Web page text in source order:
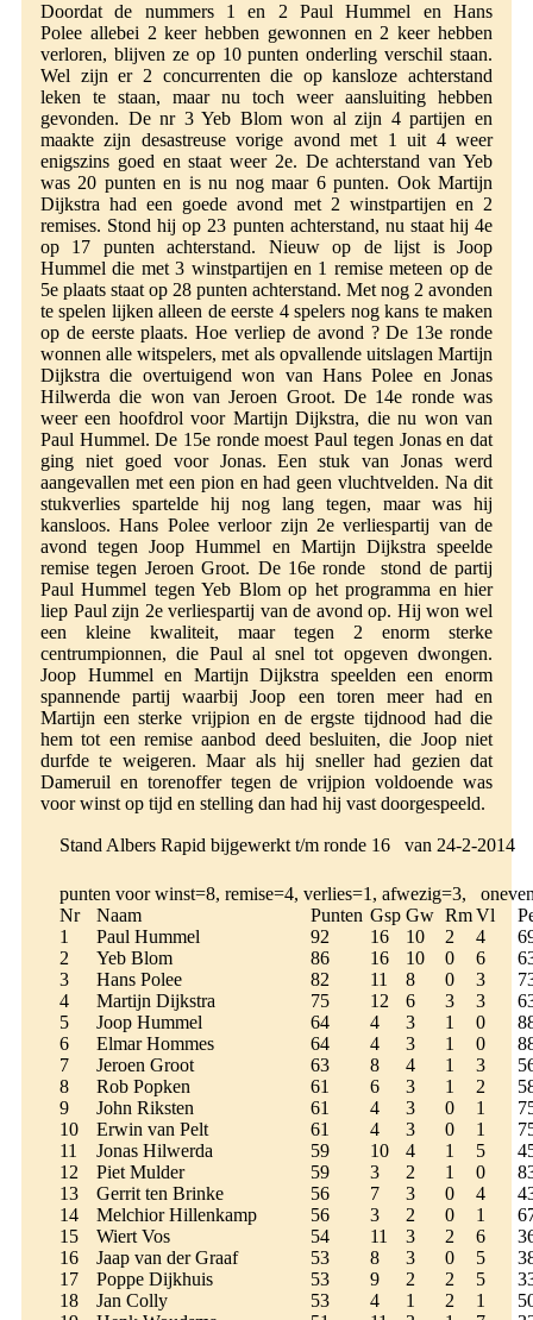
Doordat de nummers 1 en 2 Paul Hummel en Hans
Polee allebei 2 keer hebben gewonnen en 2 keer hebben
verloren, blijven ze op 10 punten onderling verschil staan.
Wel zijn er 2 concurrenten die op kansloze achterstand
leken te staan, maar nu toch weer aansluiting hebben
gevonden. De nr 3 Yeb Blom won al zijn 4 partijen en
maakte zijn desastreuse vorige avond met 1 uit 4 weer
enigszins goed en staat weer 2e. De achterstand van Yeb
was 20 punten en is nu nog maar 6 punten. Ook Martijn
Dijkstra had een goede avond met 2 winstpartijen en 2
remises. Stond hij op 23 punten achterstand, nu staat hij 4e
op 17 punten achterstand. Nieuw op de lijst is Joop
Hummel die met 3 winstpartijen en 1 remise meteen op de
5e plaats staat op 28 punten achterstand. Met nog 2 avonden
te spelen lijken alleen de eerste 4 spelers nog kans te maken
op de eerste plaats. Hoe verliep de avond ? De 13e ronde
wonnen alle witspelers, met als opvallende uitslagen Martijn
Dijkstra die overtuigend won van Hans Polee en Jonas
Hilwerda die won van Jeroen Groot. De 14e ronde was
weer een hoofdrol voor Martijn Dijkstra, die nu won van
Paul Hummel. De 15e ronde moest Paul tegen Jonas en dat
ging niet goed voor Jonas. Een stuk van Jonas werd
aangevallen met een pion en had geen vluchtvelden. Na dit
stukverlies spartelde hij nog lang tegen, maar was hij
kansloos. Hans Polee verloor zijn 2e verliespartij van de
avond tegen Joop Hummel en Martijn Dijkstra speelde
remise tegen Jeroen Groot. De 16e ronde stond de partij
Paul Hummel tegen Yeb Blom op het programma en hier
liep Paul zijn 2e verliespartij van de avond op. Hij won wel
een kleine kwaliteit, maar tegen 2 enorm sterke
centrumpionnen, die Paul al snel tot opgeven dwongen.
Joop Hummel en Martijn Dijkstra speelden een enorm
spannende partij waarbij Joop een toren meer had en
Martijn een sterke vrijpion en de ergste tijdnood had die
hem tot een remise aanbod deed besluiten, die Joop niet
durfde te weigeren. Maar als hij sneller had gezien dat
Dameruil en torenoffer tegen de vrijpion voldoende was
voor winst op tijd en stelling dan had hij vast doorgespeeld.
Stand Albers Rapid bijgewerkt t/m ronde 16 van 24-2-2014
punten voor winst=8, remise=4, verlies=1, afwezig=3,
Nr
Naam Punten Gsp Gw RmVl
1
Paul Hummel 92 16 10 2 4
2
Yeb Blom 86 16 10 0 6
3
Hans Polee 82 11 8 0 3
4
Martijn Dijkstra 75 12 6 3 3
5
Joop Hummel 64 4 3 1 0
6
Elmar Hommes 64 4 3 1 0
7
Jeroen Groot 63 8 4 1 3
8
Rob Popken 61 6 3 1 2
9
John Riksten 61 4 3 0 1
10
Erwin van Pelt 61 4 3 0 1
11
Jonas Hilwerda 59 10 4 1 5
12
Piet Mulder 59 3 2 1 0
13
Gerrit ten Brinke 56 7 3 0 4
14
Melchior Hillenkamp 56 3 2 0 1
15
Wiert Vos 54 11 3 2 6
16
Jaap van der Graaf 53 8 3 0 5
17
Poppe Dijkhuis 53 9 2 2 5
18
Jan Colly 53 4 1 2 1